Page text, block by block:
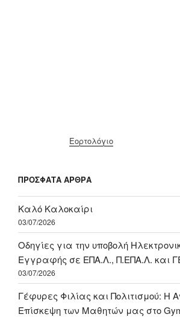
Εορτολόγιο
ΠΡΌΣΦΑΤΑ ΆΡΘΡΑ
Καλό Καλοκαίρι
03/07/2026
Οδηγίες για την υποβολή
Εγγραφής σε ΕΠΑ.Λ., Π.ΕΠΑ.Λ. και
03/07/2026
Γέφυρες Φιλίας και Πολιτισμού: Η
Επίσκεψη των Μαθητών μας στο